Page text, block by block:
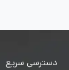
دسترسی سریع